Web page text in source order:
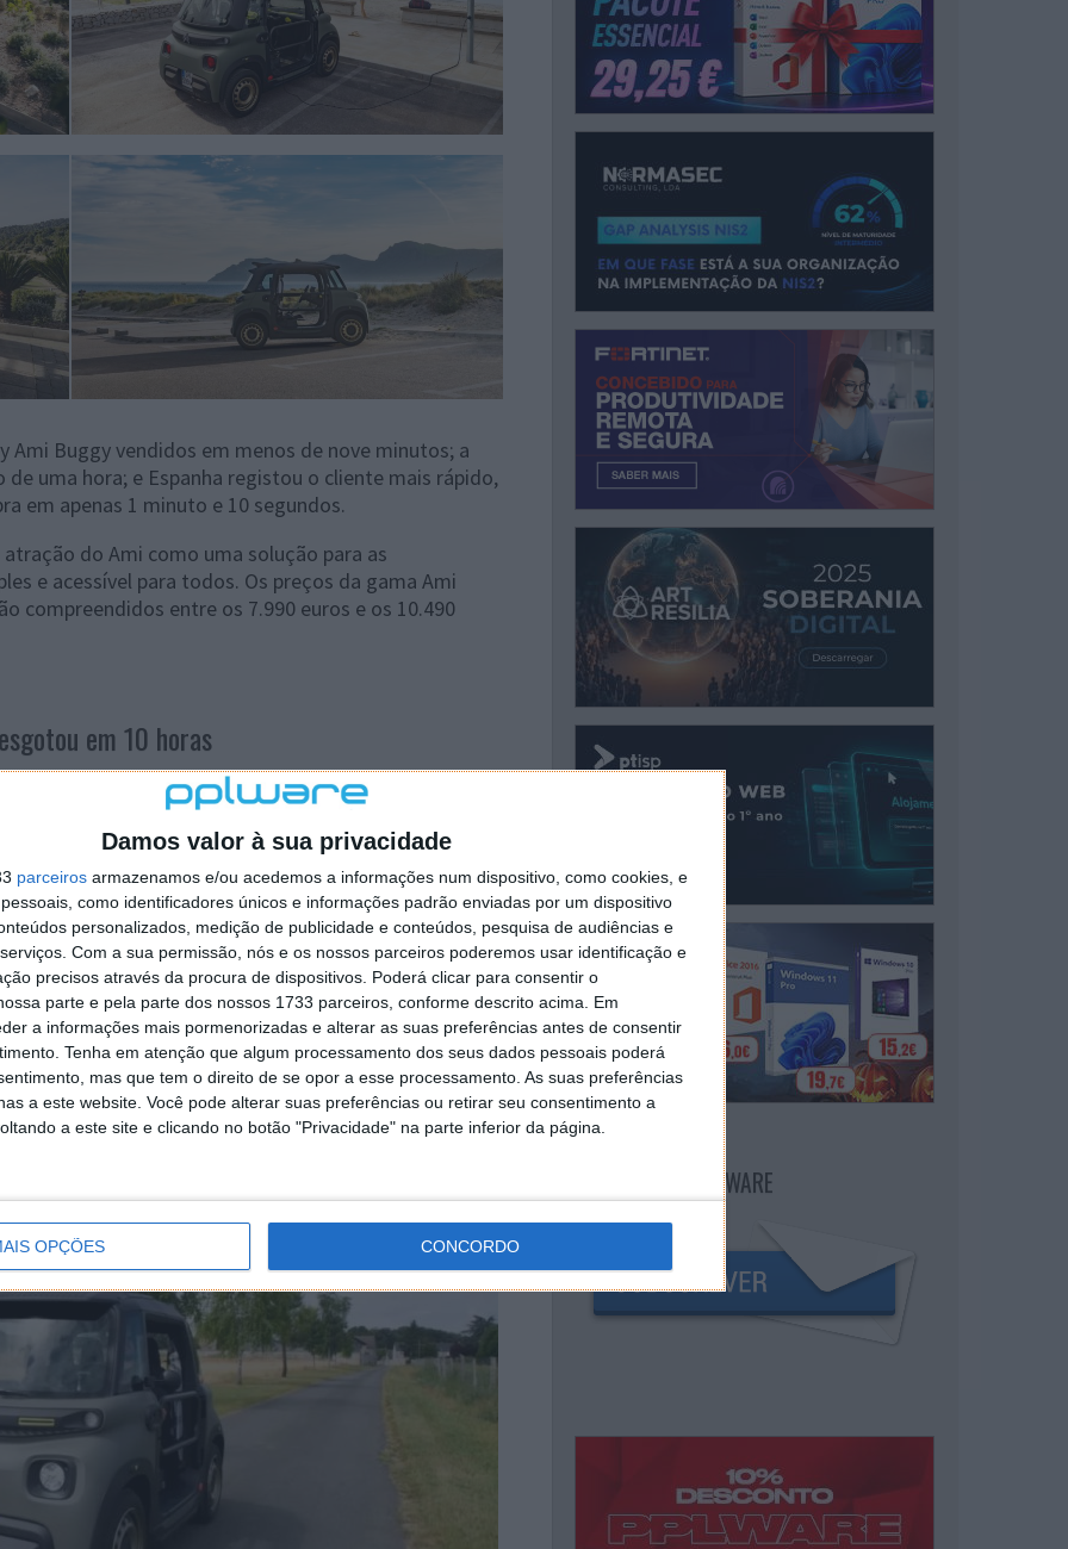
Damos valor à sua privacidade
parceiros armazenamos e/ou acedemos a informações num dispositivo, como cookies, e
como identificadores únicos e informações padrão enviadas por um dispositivo
personalizados, medição de publicidade e conteúdos, pesquisa de audiências e
Com a sua permissão, nós e os nossos parceiros poderemos usar identificação e
precisos através da procura de dispositivos. Poderá clicar para consentir o
parte e pela parte dos nossos 1733 parceiros, conforme descrito acima. Em
a informações mais pormenorizadas e alterar as suas preferências antes de consentir
Tenha em atenção que algum processamento dos seus dados pessoais poderá
mas que tem o direito de se opor a esse processamento. As suas preferências
a este website. Você pode alterar suas preferências ou retirar seu consentimento a
a este site e clicando no botão "Privacidade" na parte inferior da página.
OPÇÕES CONCORDO
©Maison Vignaux@Continentalproductions
©Maison Vignaux@Continentalproductions
Ami Buggy vendidos em menos de nove minutos; a
de uma hora; e Espanha registou o cliente mais rápido,
em apenas 1 minuto e 10 segundos.
do Ami como uma solução para as
e acessível para todos. Os preços da gama Ami
compreendidos entre os 7.990 euros e os 10.490
em 10 horas
de comprimento da Citroën, o conceito My Ami
revelado em dezembro de 2021
a Citroën deu vida ao conceito no verão passado. O
de edição limitada que foi colocado à venda em
de cor cáqui e jantes douradas especiais.
menos de 18 minutos, com os compradores a
verde.
nova versão do My Ami Buggy, que foi colocada à
França, Itália, Espanha, Bélgica, Grécia, Portugal,
citadino elétrico de produção limitada foi apresentado
para Portugal.
NEWSLETTER PPLWARE